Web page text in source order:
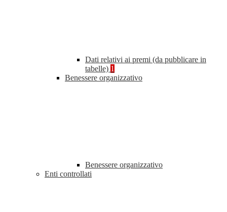
Dati relativi ai premi (da pubblicare in
tabelle) 1
Benessere organizzativo
Benessere organizzativo
Enti controllati